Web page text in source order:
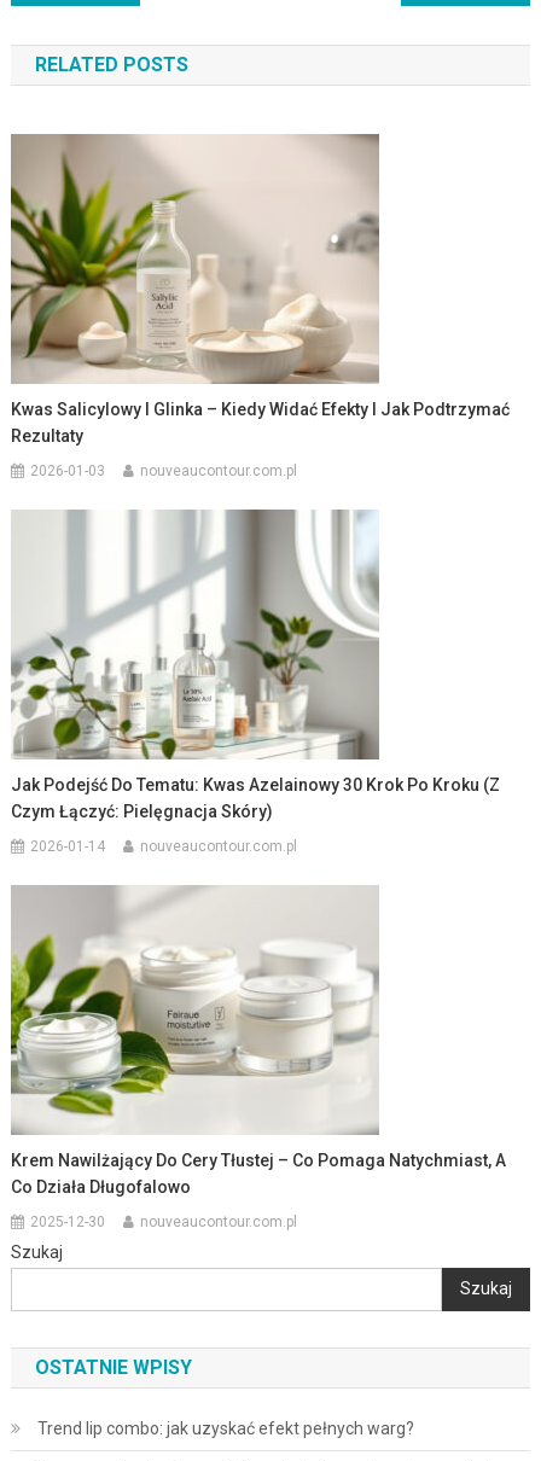
wpisu
RELATED POSTS
Kwas Salicylowy I Glinka – Kiedy Widać Efekty I Jak Podtrzymać
Rezultaty
2026-01-03 nouveaucontour.com.pl
Jak Podejść Do Tematu: Kwas Azelainowy 30 Krok Po Kroku (z
Czym Łączyć: Pielęgnacja Skóry)
2026-01-14 nouveaucontour.com.pl
Krem Nawilżający Do Cery Tłustej – Co Pomaga Natychmiast, A
Co Działa Długofalowo
2025-12-30 nouveaucontour.com.pl
Szukaj
Szukaj
OSTATNIE WPISY
Trend lip combo: jak uzyskać efekt pełnych warg?